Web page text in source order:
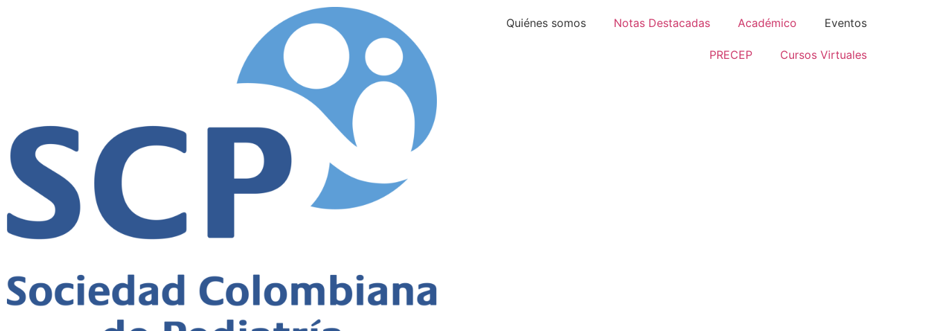
Quiénes somos Notas Destacadas Académico Eventos
PRECEP Cursos Virtuales